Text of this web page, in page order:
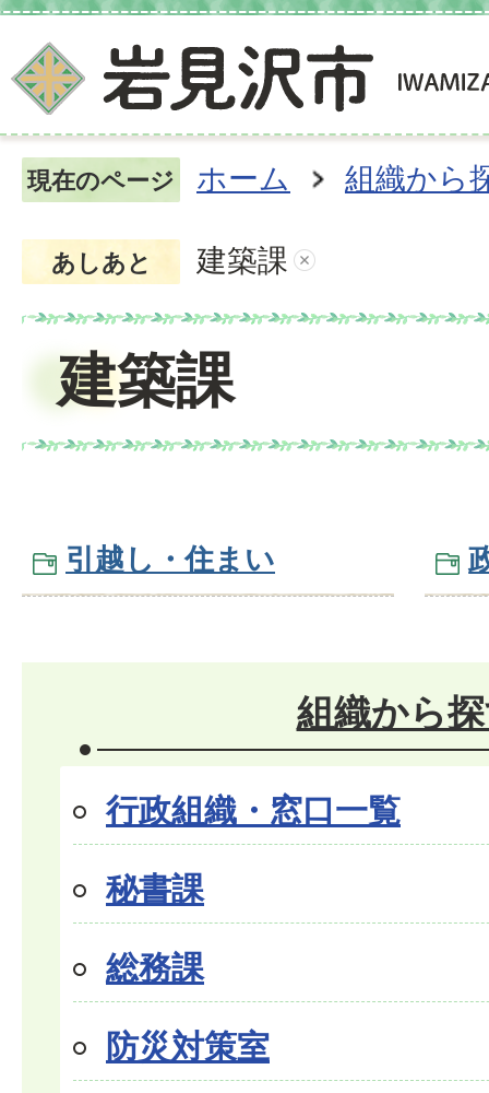
現在のページ ホーム 組織から
あしあと 建築課
建築課
引越し・住まい
組織から
行政組織・窓口一覧
秘書課
総務課
防災対策室